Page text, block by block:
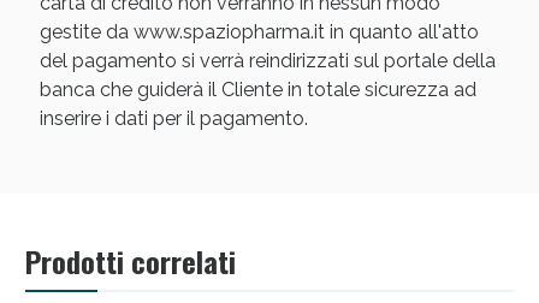
gestite da www.spaziopharma.it in quanto all'atto
del pagamento si verrà reindirizzati sul portale della
banca che guiderà il Cliente in totale sicurezza ad
inserire i dati per il pagamento.
Prodotti correlati